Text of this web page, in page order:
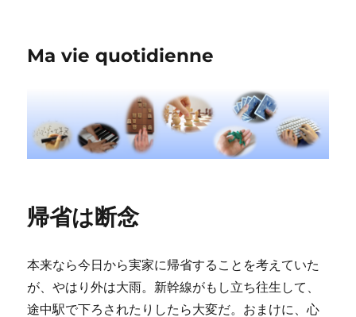
Ma vie quotidienne
帰省は断念
本来なら今日から実家に帰省することを考えていた
が、やはり外は大雨。新幹線がもし立ち往生して、
途中駅で下ろされたりしたら大変だ。おまけに、心